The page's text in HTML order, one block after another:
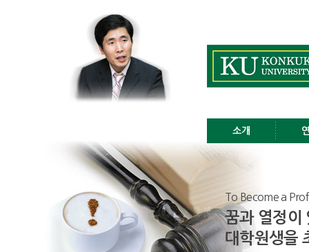
소개
To Become a
꿈과 열정이
대학원생을